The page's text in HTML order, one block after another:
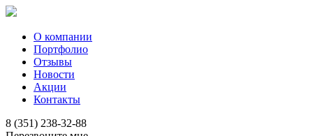
О компании
Портфолио
Отзывы
Новости
Акции
Контакты
8 (351) 238-32-88